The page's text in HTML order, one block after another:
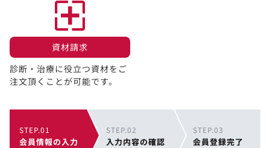
資材請求​
診断・治療に役立つ資材をご
注文頂くことが可能です。
STEP.01
会員情報の入力
STEP.02
入力内容の確認
STEP.03
会員登録完了